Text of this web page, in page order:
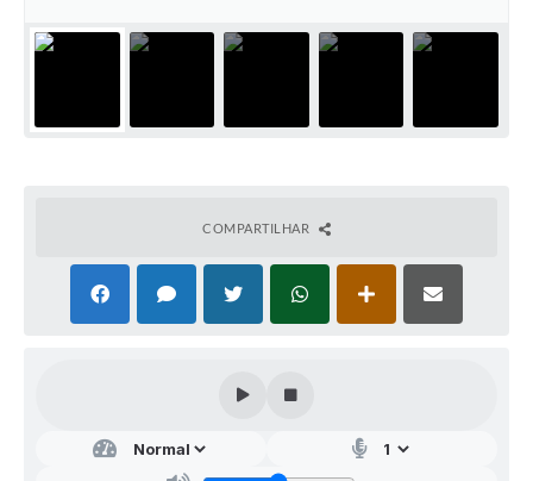
COMPARTILHAR